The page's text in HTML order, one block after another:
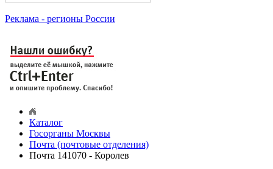
Реклама - регионы России
Каталог
Госорганы Москвы
Почта (почтовые отделения)
Почта 141070 - Королев